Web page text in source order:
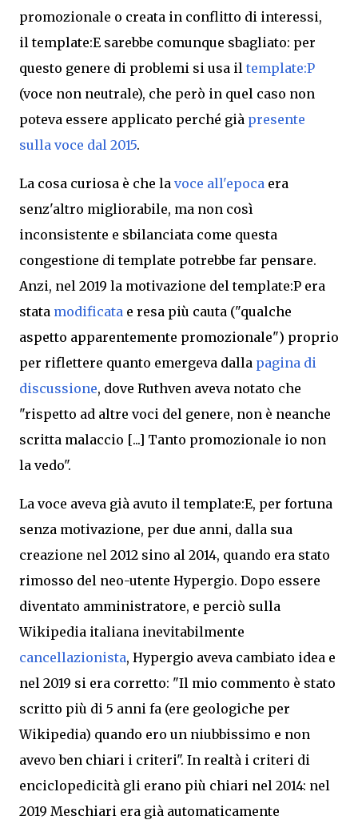
promozionale o creata in conflitto di interessi,
il template:E sarebbe comunque sbagliato: per
questo genere di problemi si usa il template:P
(voce non neutrale), che però in quel caso non
poteva essere applicato perché già presente
sulla voce dal 2015.
La cosa curiosa è che la voce all'epoca era
senz'altro migliorabile, ma non così
inconsistente e sbilanciata come questa
congestione di template potrebbe far pensare.
Anzi, nel 2019 la motivazione del template:P era
stata modificata e resa più cauta ("qualche
aspetto apparentemente promozionale") proprio
per riflettere quanto emergeva dalla pagina di
discussione, dove Ruthven aveva notato che
"rispetto ad altre voci del genere, non è neanche
scritta malaccio [...] Tanto promozionale io non
la vedo".
La voce aveva già avuto il template:E, per fortuna
senza motivazione, per due anni, dalla sua
creazione nel 2012 sino al 2014, quando era stato
rimosso del neo-utente Hypergio. Dopo essere
diventato amministratore, e perciò sulla
Wikipedia italiana inevitabilmente
cancellazionista, Hypergio aveva cambiato idea e
nel 2019 si era corretto: "Il mio commento è stato
scritto più di 5 anni fa (ere geologiche per
Wikipedia) quando ero un niubbissimo e non
avevo ben chiari i criteri". In realtà i criteri di
enciclopedicità gli erano più chiari nel 2014: nel
2019 Meschiari era già automaticamente